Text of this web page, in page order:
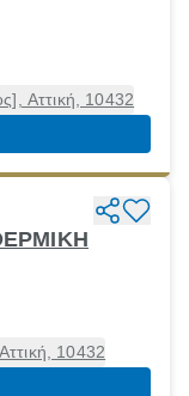
Αττική, 10432
10432